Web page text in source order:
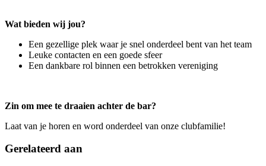
Wat bieden wij jou?
Een gezellige plek waar je snel onderdeel bent van het team
Leuke contacten en een goede sfeer
Een dankbare rol binnen een betrokken vereniging
Zin om mee te draaien achter de bar?
Laat van je horen en word onderdeel van onze clubfamilie!
Gerelateerd aan